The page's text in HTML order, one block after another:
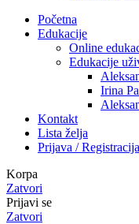
Početna
Edukacije
Online
Edukacije
Irina
Kontakt
Lista želja
Prijava / Registracija
Korpa
Zatvori
Prijavi se
Zatvori